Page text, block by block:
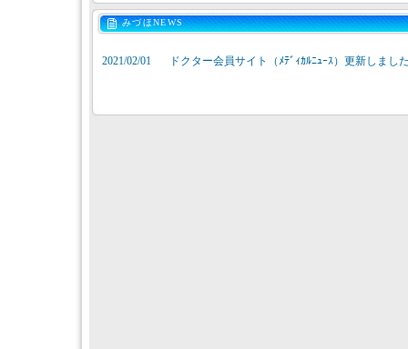
みづほNEWS
2021/02/01 ドクター会員サイト（ﾒﾃﾞｨｶﾙﾆｭｰｽ）更新しまし